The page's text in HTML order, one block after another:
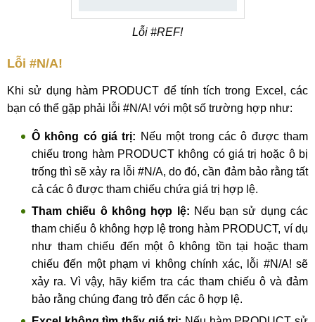
Lỗi #REF!
Lỗi #N/A!
Khi sử dụng hàm PRODUCT để tính tích trong Excel, các
bạn có thể gặp phải lỗi #N/A! với một số trường hợp như:
Ô không có giá trị: Nếu một trong các ô được tham
chiếu trong hàm PRODUCT không có giá trị hoặc ô bị
trống thì sẽ xảy ra lỗi #N/A, do đó, cần đảm bảo rằng tất
cả các ô được tham chiếu chứa giá trị hợp lệ.
Tham chiếu ô không hợp lệ: Nếu bạn sử dụng các
tham chiếu ô không hợp lệ trong hàm PRODUCT, ví dụ
như tham chiếu đến một ô không tồn tại hoặc tham
chiếu đến một phạm vi không chính xác, lỗi #N/A! sẽ
xảy ra. Vì vậy, hãy kiểm tra các tham chiếu ô và đảm
bảo rằng chúng đang trỏ đến các ô hợp lệ.